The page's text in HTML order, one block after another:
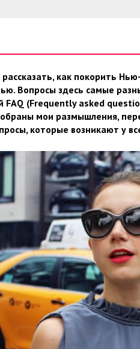
как покорить
Вопросы здесь самые
FAQ (Frequently asked
мои размышления,
которые возникают у